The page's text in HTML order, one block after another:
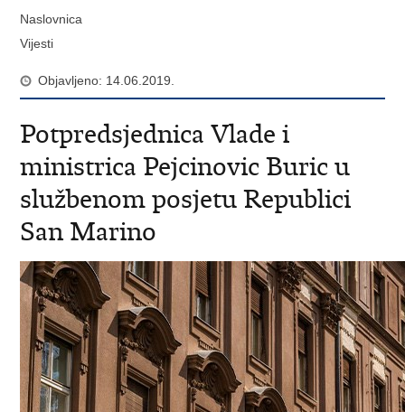
Naslovnica
Vijesti
Objavljeno: 14.06.2019.
Potpredsjednica Vlade i
ministrica Pejcinovic Buric u
službenom posjetu Republici
San Marino